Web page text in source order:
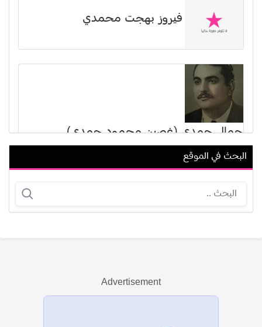
فيروز بهجت محمدي
جمال حمدي (غصين محمود حمدي)
البحث في الموقع
Advertisement